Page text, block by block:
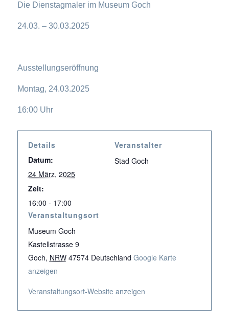
Die Dienstagmaler im Museum Goch
24.03. – 30.03.2025
Ausstellungseröffnung
Montag, 24.03.2025
16:00 Uhr
Details
Datum:
24 März, 2025
Zeit:
16:00 - 17:00
Veranstaltungsort
Museum Goch
Kastellstrasse 9
Goch, NRW 47574 Deutschland Google Karte
anzeigen
Veranstaltungsort-Website anzeigen
Veranstalter
Stad Goch